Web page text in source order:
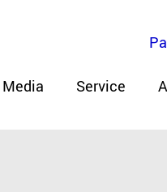
Media Service